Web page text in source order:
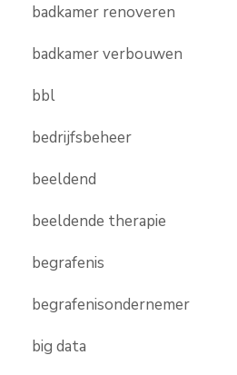
badkamer renoveren
badkamer verbouwen
bbl
bedrijfsbeheer
beeldend
beeldende therapie
begrafenis
begrafenisondernemer
big data